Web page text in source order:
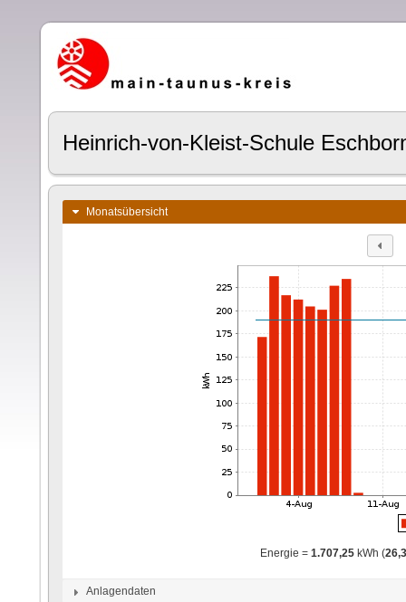
Heinrich-von-Kleist-Schule
Monatsübersicht
Energie = 1.707,25kWh (
Anlagendaten